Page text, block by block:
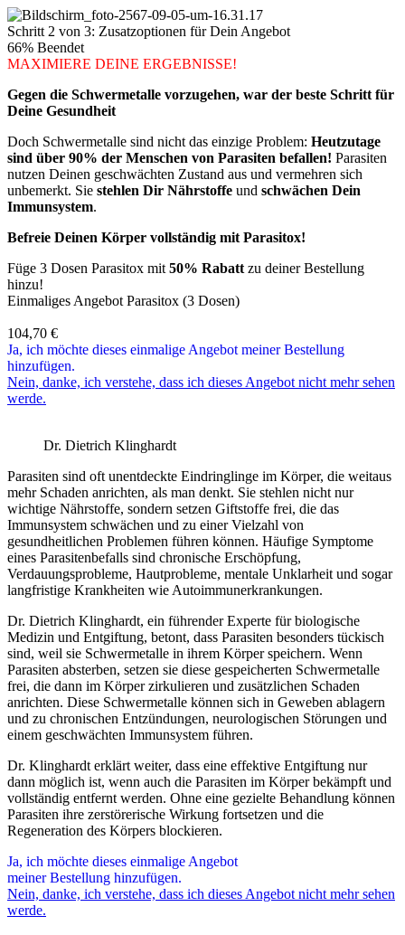
Schritt 2 von 3: Zusatzoptionen für Dein Angebot
66% Beendet
MAXIMIERE DEINE ERGEBNISSE!
Gegen die Schwermetalle vorzugehen, war der beste Schritt für
Deine Gesundheit
Doch Schwermetalle sind nicht das einzige Problem: Heutzutage
sind über 90% der Menschen von Parasiten befallen! Parasiten
nutzen Deinen geschwächten Zustand aus und vermehren sich
unbemerkt. Sie stehlen Dir Nährstoffe und schwächen Dein
Immunsystem.
Befreie Deinen Körper vollständig mit Parasitox!
Füge 3 Dosen Parasitox mit 50% Rabatt zu deiner Bestellung
hinzu!
Einmaliges Angebot Parasitox (3 Dosen)
104,70 €
Ja, ich möchte dieses einmalige Angebot meiner Bestellung
hinzufügen.
Nein, danke, ich verstehe, dass ich dieses Angebot nicht mehr sehen
werde.
Dr. Dietrich Klinghardt
Parasiten sind oft unentdeckte Eindringlinge im Körper, die weitaus
mehr Schaden anrichten, als man denkt. Sie stehlen nicht nur
wichtige Nährstoffe, sondern setzen Giftstoffe frei, die das
Immunsystem schwächen und zu einer Vielzahl von
gesundheitlichen Problemen führen können. Häufige Symptome
eines Parasitenbefalls sind chronische Erschöpfung,
Verdauungsprobleme, Hautprobleme, mentale Unklarheit und sogar
langfristige Krankheiten wie Autoimmunerkrankungen.
Dr. Dietrich Klinghardt, ein führender Experte für biologische
Medizin und Entgiftung, betont, dass Parasiten besonders tückisch
sind, weil sie Schwermetalle in ihrem Körper speichern. Wenn
Parasiten absterben, setzen sie diese gespeicherten Schwermetalle
frei, die dann im Körper zirkulieren und zusätzlichen Schaden
anrichten. Diese Schwermetalle können sich in Geweben ablagern
und zu chronischen Entzündungen, neurologischen Störungen und
einem geschwächten Immunsystem führen.
Dr. Klinghardt erklärt weiter, dass eine effektive Entgiftung nur
dann möglich ist, wenn auch die Parasiten im Körper bekämpft und
vollständig entfernt werden. Ohne eine gezielte Behandlung können
Parasiten ihre zerstörerische Wirkung fortsetzen und die
Regeneration des Körpers blockieren.
Ja, ich möchte dieses einmalige Angebot
meiner Bestellung hinzufügen.
Nein, danke, ich verstehe, dass ich dieses Angebot nicht mehr sehen
werde.